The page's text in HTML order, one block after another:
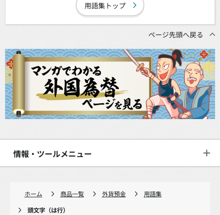
用語集トップ
ページ先頭へ戻る
情報・ツールメニュー
ホーム 商品一覧 外貨預金
用語集
頭文字（は行）